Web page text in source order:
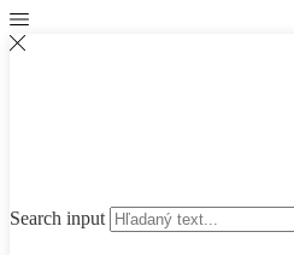
Search input